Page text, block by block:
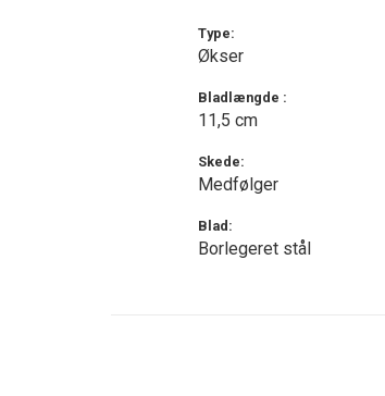
Type:
Økser
Bladlængde :
11,5 cm
Skede:
Medfølger
Blad:
Borlegeret stål